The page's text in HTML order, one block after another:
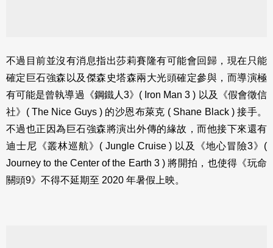
不過目前並沒有消息指出莎莉賽隆有可能會回歸，現在只能
確定巨石強森以及傑森史塔森兩大光頭確定參與，而導演極
有可能是曾執導過《鋼鐵人3》( Iron Man 3 ) 以及《假會徵信
社》( The Nice Guys ) 的沙恩布萊克 ( Shane Black ) 接手。
不過也正因為巨石強森將演出外傳的緣故，而他接下來還有
迪士尼《叢林巡航》( Jungle Cruise ) 以及《地心冒險3》(
Journey to the Center of the Earth 3 ) 將開拍，也使得《玩命
關頭9》不得不延期至 2020 年暑假上映。